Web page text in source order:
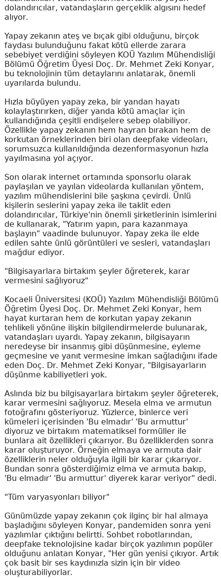
dolandırıcılar, vatandaşların gerçeklik algısını hedef
alıyor.
Yapay zekanın ateş ve bıçak gibi olduğunu, birçok
faydası bulunduğunu fakat kötü ellerde zarara
sebebiyet verdiğini söyleyen KOÜ Yazılım Mühendisliği
Bölümü Öğretim Üyesi Doç. Dr. Mehmet Zeki Konyar,
bu teknolojinin tüm detaylarını anlatarak, önemli
uyarılarda bulundu.
Hızla büyüyen yapay zeka, bir yandan hayatı
kolaylaştırırken, diğer yanda kötü amaçlar için
kullandığında çeşitli endişelere sebep olabiliyor.
Özellikle yapay zekanın hem hayran bırakan hem de
korkutan örneklerinden biri olan deepfake videoları,
sorumsuzca kullanıldığında dezenformasyonun hızla
yayılmasına yol açıyor.
Son olarak internet ortamında sponsorlu olarak
paylaşılan ve yayılan videolarda kullanılan yöntem,
yazılım mühendislerini bile şaşkına çevirdi. Ünlü
kişilerin seslerini yapay zeka ile taklit eden
dolandırıcılar, Türkiye'nin önemli şirketlerinin isimlerini
de kullanarak, "Yatırım yapın, para kazanmaya
başlayın" vaadinde bulunuyor. Yapay zeka ile elde
edilen sahte ünlü görüntüleri ve sesleri, vatandaşları
mağdur ediyor.
"Bilgisayarlara birtakım şeyler öğreterek, karar
vermesini sağlıyoruz"
Kocaeli Üniversitesi (KOÜ) Yazılım Mühendisliği Bölümü
Öğretim Üyesi Doç. Dr. Mehmet Zeki Konyar, hem
hayat kurtaran hem de korkutan yapay zekanın
tehlikeli yönüne ilişkin bilgilendirmelerde bulunarak,
vatandaşları uyardı. Yapay zekanın, bilgisayarın
neredeyse bir insanmış gibi düşünmesine, eyleme
geçmesine ve yanıt vermesine imkan sağladığını ifade
eden Doç. Dr. Mehmet Zeki Konyar, "Bilgisayarların
düşünme kabiliyetleri yok.
Aslında biz bu bilgisayarlara birtakım şeyler öğreterek,
karar vermesini sağlıyoruz. Mesela elma ve armutun
fotoğrafını gösteriyoruz. Yüzlerce, binlerce veri
kümeleri içerisinden 'Bu elmadır' 'Bu armuttur'
diyoruz ve birtakım matematiksel formüller ile
bunlara ait özellikleri çıkarıyor. Bu özelliklerden sonra
karar oluşturuyor. Örneğin elmaya ve armuta dair
özelliklerin neler olduğuyla ilgili bir karar çıkarıyor.
Bundan sonra gösterdiğimiz elma ve armuta bakıp,
'Bu elmadır' 'Bu armuttur' diyerek karar veriyor" dedi.
"Tüm varyasyonları biliyor"
Günümüzde yapay zekanın çok ilginç bir hal almaya
başladığını söyleyen Konyar, pandemiden sonra yeni
yazılımlar çıktığını belirtti. Sohbet robotlarından,
deepfake teknolojisine kadar birçok yazılımın popüler
olduğunu anlatan Konyar, "Her gün yenisi çıkıyor. Artık
çok basit bir ses kaydınızla sizin için bir video
oluşturabiliyorlar.